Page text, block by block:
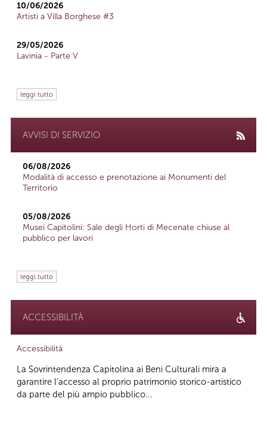
10/06/2026
Artisti a Villa Borghese #3
29/05/2026
Lavinia - Parte V
leggi tutto
AVVISI DI SERVIZIO
06/08/2026
Modalità di accesso e prenotazione ai Monumenti del
Territorio
05/08/2026
Musei Capitolini: Sale degli Horti di Mecenate chiuse al
pubblico per lavori
leggi tutto
ACCESSIBILITÀ
Accessibilità
La Sovrintendenza Capitolina ai Beni Culturali mira a
garantire l’accesso al proprio patrimonio storico-artistico
da parte del più ampio pubblico...